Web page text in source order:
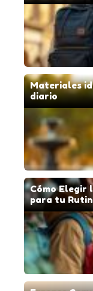
Materiales
diario
Cómo Elegir
para tu